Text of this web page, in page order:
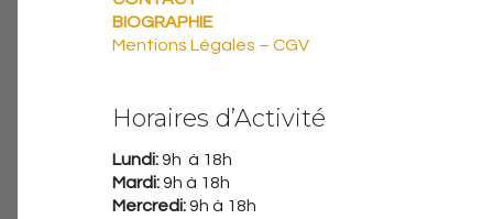
BIOGRAPHIE
Mentions Légales – CGV
Horaires d’Activité
Lundi:9h à 18h
Mardi:9h à 18h
Mercredi:9h à 18h